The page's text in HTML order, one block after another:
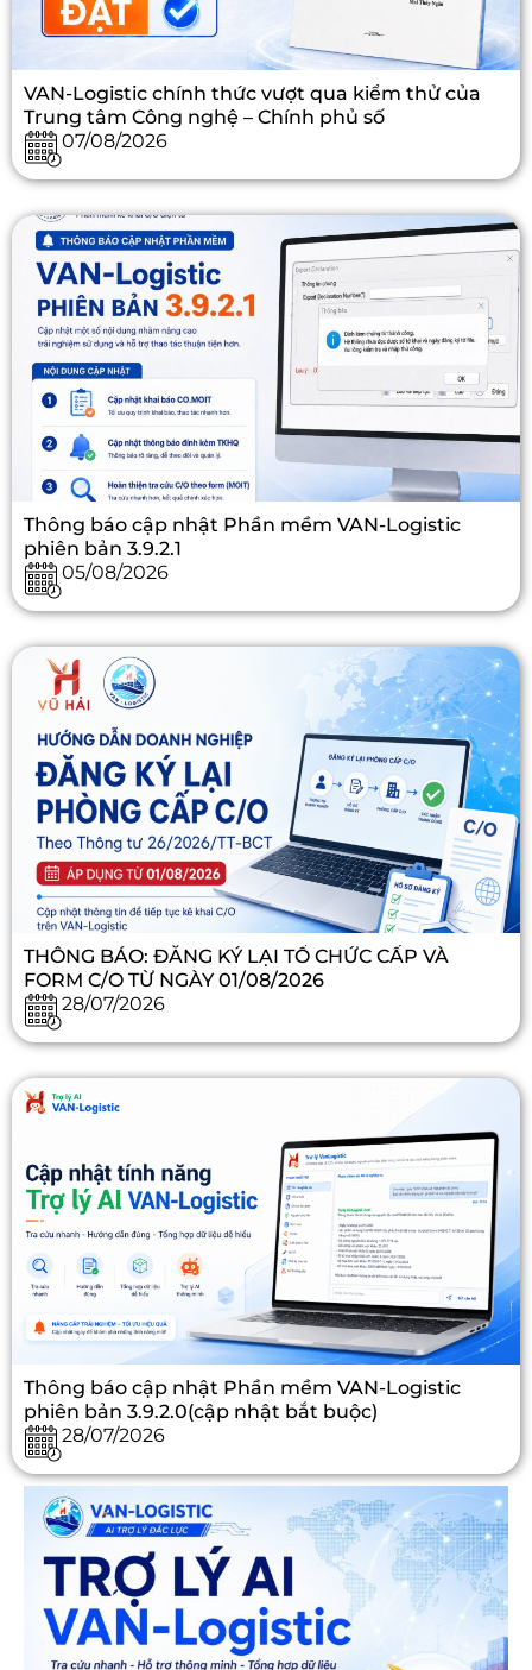
VAN-Logistic chính thức vượt qua kiểm thử của
Trung tâm Công nghệ – Chính phủ số
07/08/2026
Thông báo cập nhật Phần mềm VAN-Logistic
phiên bản 3.9.2.1
05/08/2026
THÔNG BÁO: ĐĂNG KÝ LẠI TỔ CHỨC CẤP VÀ
FORM C/O TỪ NGÀY 01/08/2026
28/07/2026
Thông báo cập nhật Phần mềm VAN-Logistic
phiên bản 3.9.2.0(cập nhật bắt buộc)
28/07/2026